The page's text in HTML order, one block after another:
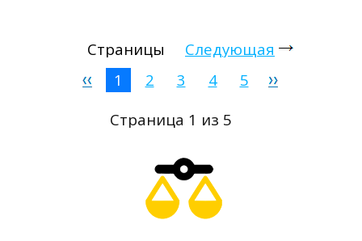
Страницы
Следующая
1
2 3 4
5
Страница 1 из 5